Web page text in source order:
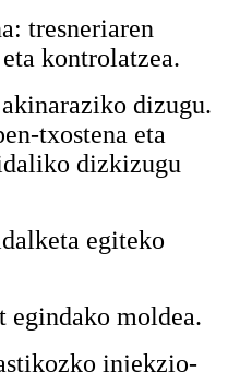
tresneriaren
kontrolatzea.
dizugu.
txostena eta
dizkizugu
egiteko
egindako moldea.
injekzio-